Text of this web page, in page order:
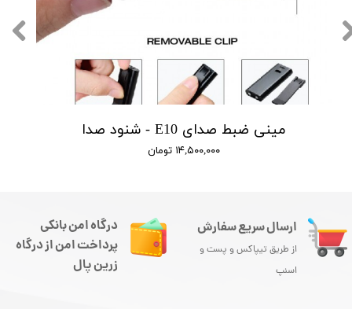
مینی ضبط صدای E10 - شنود صدا
۱۴,۵۰۰,۰۰۰ تومان
ارسال سریع سفارش
از طریق تیپاکس و پست و
اسنپ
درگاه امن بانکی
پرداخت امن از درگاه
زرین پال